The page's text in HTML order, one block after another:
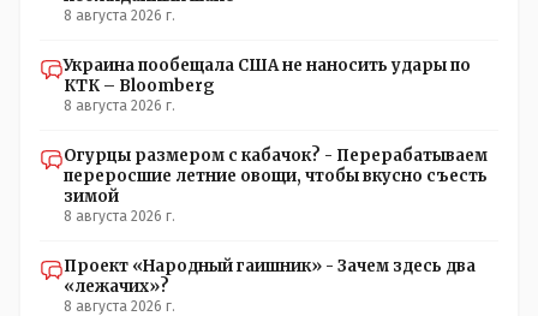
8 августа 2026 г.
Украина пообещала США не наносить удары по
КТК – Bloomberg
8 августа 2026 г.
Огурцы размером с кабачок? - Перерабатываем
переросшие летние овощи, чтобы вкусно съесть
зимой
8 августа 2026 г.
Проект «Народный гаишник» - Зачем здесь два
«лежачих»?
8 августа 2026 г.